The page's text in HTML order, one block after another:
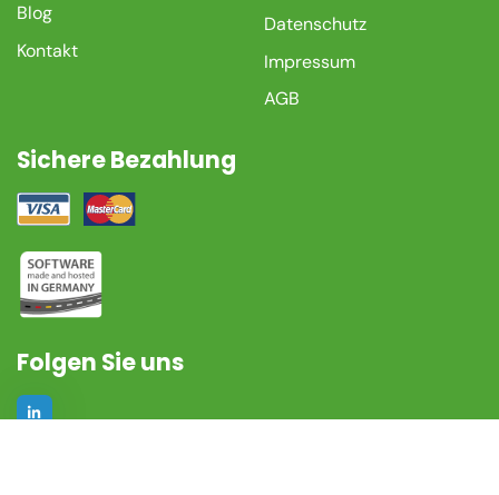
Blog
Kontakt
Datenschutz
Impressum
AGB
Sichere Bezahlung
Folgen Sie uns